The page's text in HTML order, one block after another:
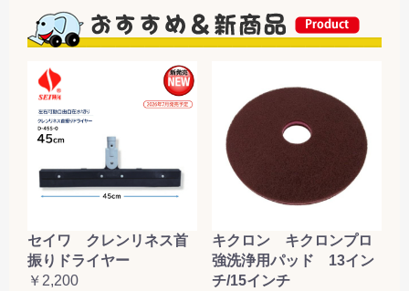
セイワ クレンリネス首
振りドライヤー
￥2,200
キクロン キクロンプロ
強洗浄用パッド 13イン
チ/15インチ